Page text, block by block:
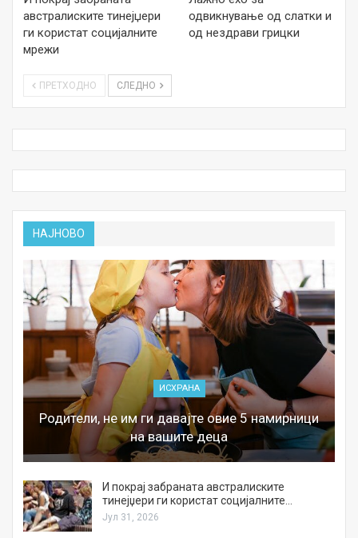
австралиските тинејџери
ги користат социјалните
мрежи
одвикнување од слатки и
од нездрави грицки
ПРЕТХОДНО СЛЕДНО
НАЈНОВО
ИСХРАНА
Родители, не им ги давајте овие 5 намирници
на вашите деца
И покрај забраната австралиските
тинејџери ги користат социјалните…
Јул 31, 2026